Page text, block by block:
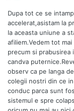
Dupa tot ce se
accelerat,asistam la
la aceasta uniune a
afiliem.Vedem tot
precum si prabusirea
candva
observ ca pe langa
colegii nostri din ce
conduc parca sunt
sistemul e spre